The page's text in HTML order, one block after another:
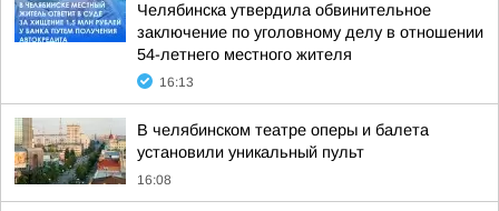
Челябинска утвердила обвинительное
заключение по уголовному делу в отношении
54-летнего местного жителя
16:13
В челябинском театре оперы и балета
установили уникальный пульт
16:08